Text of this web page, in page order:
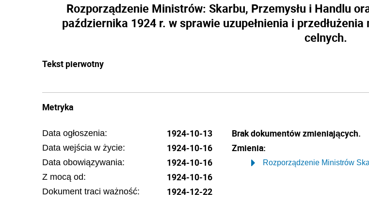
Rozporządzenie Ministrów: Skarbu, Przemysłu i Handlu
października 1924 r. w sprawie uzupełnienia i
celnych.
Tekst pierwotny
Metryka
Data ogłoszenia: 1924-10-13
Data wejścia w życie: 1924-10-16
Data obowiązywania: 1924-10-16
Z mocą od: 1924-10-16
Dokument traci ważność: 1924-12-22
Brak dokumentów zmieniających.
Zmienia:
Rozporządzenie Ministrów